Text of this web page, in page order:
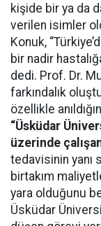
kişide bir ya da
verilen isimler
Konuk,
bir nadir
dedi. Prof. Dr.
farkındalık
özellikle
“Üsküdar
üzerinde
tedavisinin yanı
birtakım
yara olduğunu
Üsküdar